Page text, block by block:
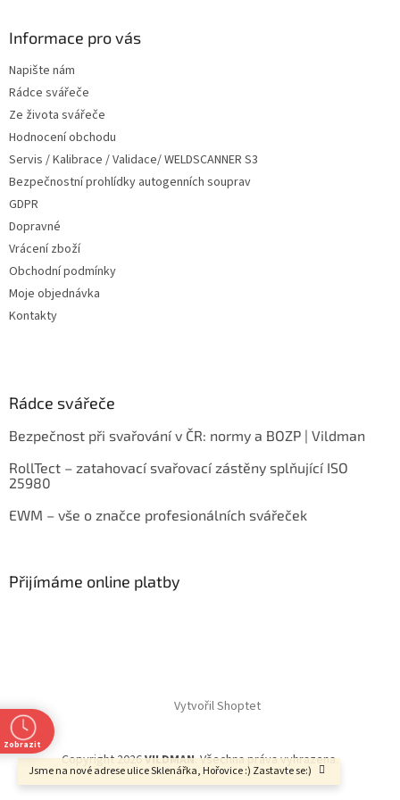
Jsme na nové adrese ulice Sklenářka, Hořovice :) Zastavte se:)
Informace pro vás
Napište nám
Rádce svářeče
Ze života svářeče
Hodnocení obchodu
Servis / Kalibrace / Validace/ WELDSCANNER S3
Bezpečnostní prohlídky autogenních souprav
GDPR
Dopravné
Vrácení zboží
Obchodní podmínky
Moje objednávka
Kontakty
Rádce svářeče
Bezpečnost při svařování v ČR: normy a BOZP | Vildman
RollTect – zatahovací svařovací zástěny splňující ISO
25980
EWM – vše o značce profesionálních svářeček
Přijímáme online platby
Vytvořil Shoptet
Copyright 2026VILDMAN. Všechna práva vyhrazena.
Zobrazit